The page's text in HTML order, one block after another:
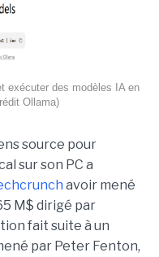
exécuter des modèles IA en
Ollama)
source pour
sur son PC a
avoir mené
M$ dirigé par
fait suite à un
par Peter Fenton,